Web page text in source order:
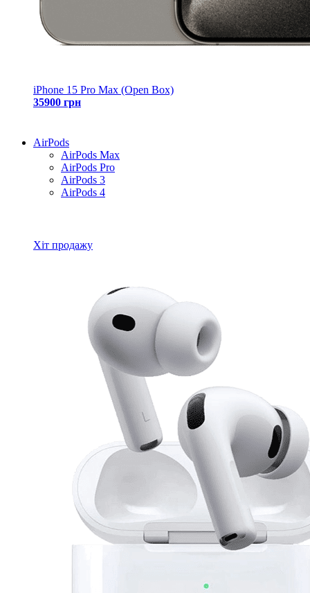
iPhone 15 Pro Max (Open Box)
35900 грн
AirPods
AirPods Max
AirPods Pro
AirPods 3
AirPods 4
Хіт продажу